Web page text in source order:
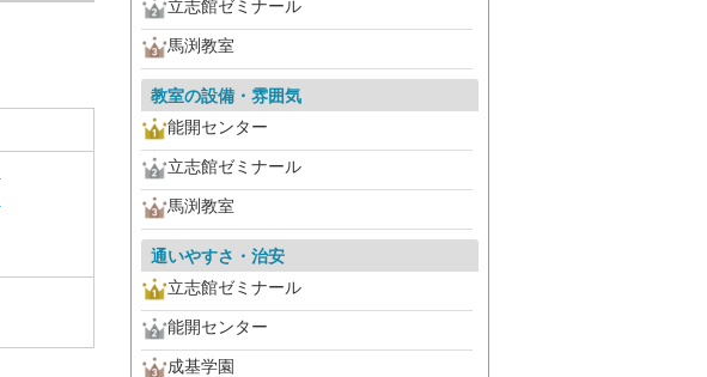
立志館ゼミナール
馬渕教室
教室の設備・雰囲気
能開センター
立志館ゼミナール
馬渕教室
通いやすさ・治安
立志館ゼミナール
能開センター
成基学園